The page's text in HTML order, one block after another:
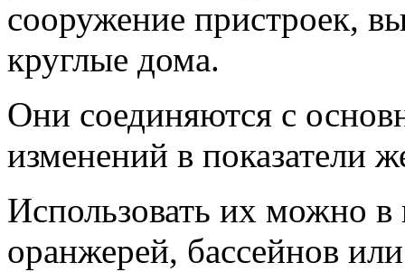
сооружение пристроек,
круглые дома.
Они соединяются с
изменений в показатели
Использовать их можно в
оранжерей, бассейнов